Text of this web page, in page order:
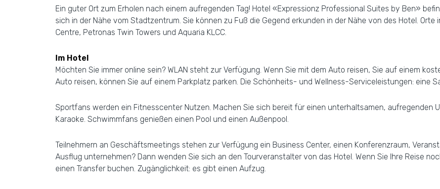
Ein guter Ort zum Erholen nach einem aufregenden Tag! Hotel «Expressionz Professional Suites by Ben»
sich in der Nähe vom Stadtzentrum. Sie können zu Fuß die Gegend erkunden in der Nähe von des Hotel.
Centre, Petronas Twin Towers und Aquaria KLCC.
Im Hotel
Möchten Sie immer online sein? WLAN steht zur Verfügung. Wenn Sie mit dem Auto reisen, Sie auf einem
Auto reisen, können Sie auf einem Parkplatz parken. Die Schönheits- und Wellness-Serviceleistungen: eine
Sportfans werden ein Fitnesscenter Nutzen. Machen Sie sich bereit für einen unterhaltsamen, aufregenden
Karaoke. Schwimmfans genießen einen Pool und einen Außenpool.
Teilnehmern an Geschäftsmeetings stehen zur Verfügung ein Business Center, einen Konferenzraum,
Ausflug unternehmen? Dann wenden Sie sich an den Tourveranstalter von das Hotel. Wenn Sie Ihre Reise
einen Transfer buchen. Zugänglichkeit: es gibt einen Aufzug.